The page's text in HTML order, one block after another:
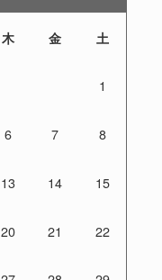
木 金 土
1
6 7 8
13 14 15
20 21 22